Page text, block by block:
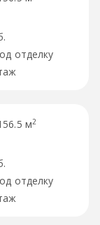
отделку
м2
отделку